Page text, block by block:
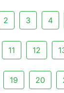
2 3 4
11 12
19 20